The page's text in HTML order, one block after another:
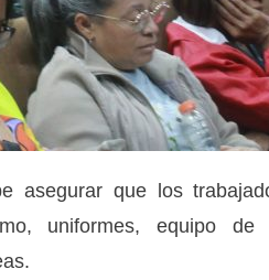
asegurar que los
uniformes, equipo de